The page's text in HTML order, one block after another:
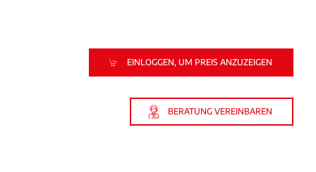
EINLOGGEN, UM PREIS ANZUZEIGEN
BERATUNG VEREINBAREN